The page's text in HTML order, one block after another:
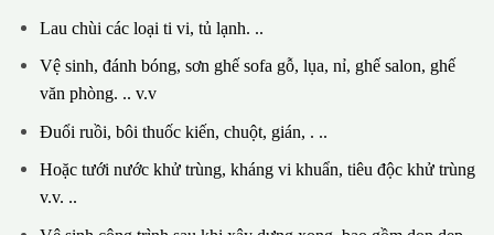
Lau chùi các loại ti vi, tủ lạnh. ..
Vệ sinh, đánh bóng, sơn ghế sofa gỗ, lụa, nỉ, ghế salon, ghế
văn phòng. .. v.v
Đuổi ruồi, bôi thuốc kiến, chuột, gián, . ..
Hoặc tưới nước khử trùng, kháng vi khuẩn, tiêu độc khử trùng
v.v. ..